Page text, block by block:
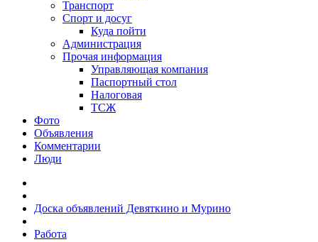
Транспорт
Спорт и досуг
Куда пойти
Администрация
Прочая информация
Управляющая компания
Паспортный стол
Налоговая
ТСЖ
Фото
Объявления
Комментарии
Люди
Доска объявлений Девяткино и Мурино
Работа